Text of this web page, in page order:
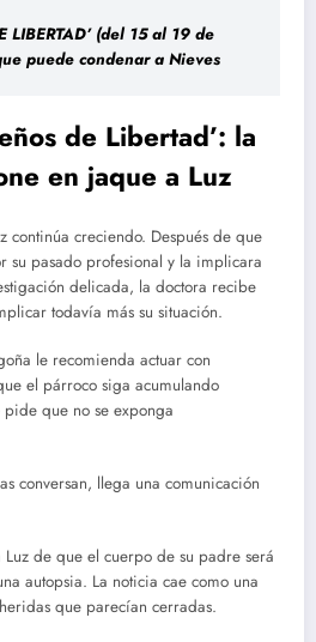
LIBERTAD’ (del 15 al 19 de
puede condenar a Nieves
de Libertad’: la
en jaque a Luz
continúa creciendo. Después de que
su pasado profesional y la implicara
delicada, la doctora recibe
todavía más su situación.
le recomienda actuar con
el párroco siga acumulando
que no se exponga
conversan, llega una comunicación
de que el cuerpo de su padre será
autopsia. La noticia cae como una
que parecían cerradas.